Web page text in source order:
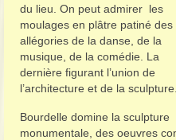
du lieu. On peut admirer les
moulages en plâtre patiné des
allégories de la danse, de la
musique, de la comédie. La
dernière figurant l’union de
l’architecture et de la sculpture.
Bourdelle domine la sculpture
monumentale, des oeuvres